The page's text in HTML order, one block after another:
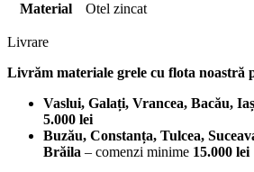
Material Otel zincat
Livrare
Livrăm materiale grele cu flota noastră
Vaslui, Galați, Vrancea, Bacău,
5.000 lei
Buzău, Constanța, Tulcea,
Brăila – comenzi minime 15.000 lei